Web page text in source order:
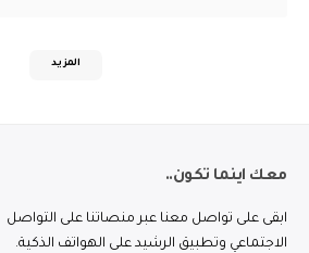
المزيد
معك اينما تكون..
ابقى على تواصل معنا عبر منصاتنا على التواصل
الاجتماعي وتطبيق الرشيد على الهواتف الذكية.